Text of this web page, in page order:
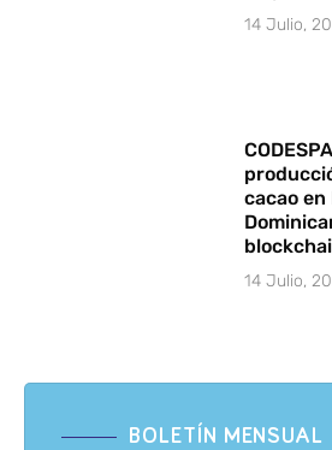
14 Julio,
cacao en
14 Julio,
BOLETÍN MENSUAL